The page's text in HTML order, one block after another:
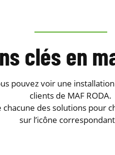
clés en
pouvez voir une
clients de MAF RODA.
des solutions pour
sur l’icône